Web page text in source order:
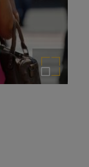
Amplia la imatge